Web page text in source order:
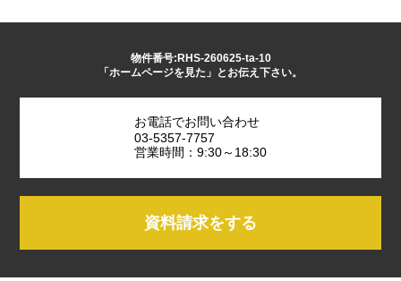
物件番号:RHS-260625-ta-10
「ホームページを見た」とお伝え下さい。
お電話でお問い合わせ
03-5357-7757
営業時間：9:30～18:30
資料請求をする